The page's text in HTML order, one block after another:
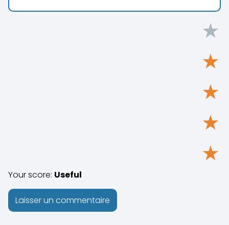
★
★
★
★
★
Your score: Useful